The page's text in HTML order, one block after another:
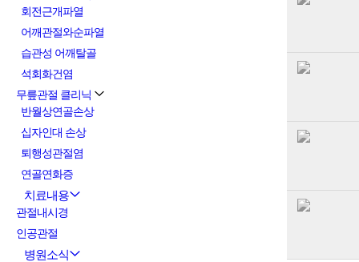
회전근개파열
어깨관절와순파열
습관성 어깨탈골
석회화건염
무릎관절 클리닉
반월상연골손상
십자인대 손상
퇴행성관절염
연골연화증
치료내용
관절내시경
인공관절
병원소식